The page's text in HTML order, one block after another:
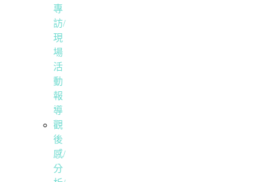
專
訪/
現
場
活
動
報
導
觀
後
感/
分